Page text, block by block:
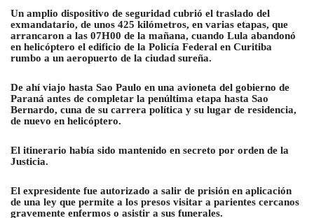
Un amplio dispositivo de seguridad cubrió el traslado del
exmandatario, de unos 425 kilómetros, en varias etapas, que
arrancaron a las 07H00 de la mañana, cuando Lula abandonó
en helicóptero el edificio de la Policía Federal en Curitiba
rumbo a un aeropuerto de la ciudad sureña.
De ahí viajo hasta Sao Paulo en una avioneta del gobierno de
Paraná antes de completar la penúltima etapa hasta Sao
Bernardo, cuna de su carrera política y su lugar de residencia,
de nuevo en helicóptero.
El itinerario había sido mantenido en secreto por orden de la
Justicia.
El expresidente fue autorizado a salir de prisión en aplicación
de una ley que permite a los presos visitar a parientes cercanos
gravemente enfermos o asistir a sus funerales.